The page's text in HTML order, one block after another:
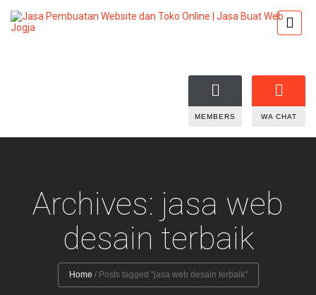
MEMBERS WA CHAT
Archives: jasa web
desain terbaik
Home / Posts tagged "jasa web desain terbaik"